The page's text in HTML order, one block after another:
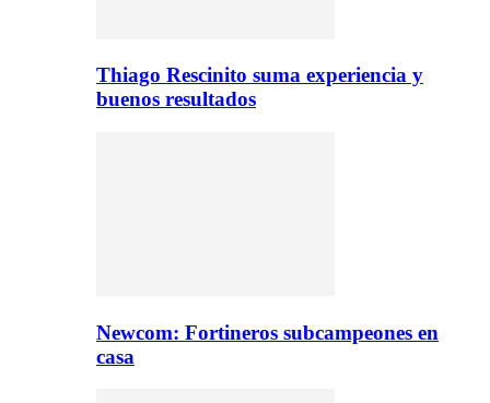
Thiago Rescinito suma experiencia y
buenos resultados
Newcom: Fortineros subcampeones en
casa